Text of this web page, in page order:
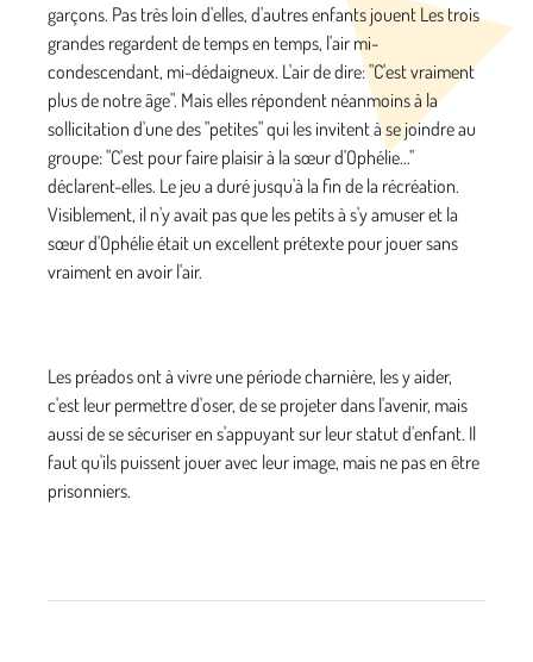
garçons. Pas très loin d'elles, d'autres enfants jouent Les trois
grandes regardent de temps en temps, l'air mi-
condescendant, mi-dédaigneux. L'air de dire: "C'est vraiment
plus de notre âge". Mais elles répondent néanmoins à la
sollicitation d'une des "petites" qui les invitent à se joindre au
groupe: "C'est pour faire plaisir à la sœur d'Ophélie..."
déclarent-elles. Le jeu a duré jusqu'à la fin de la récréation.
Visiblement, il n'y avait pas que les petits à s'y amuser et la
sœur d'Ophélie était un excellent prétexte pour jouer sans
vraiment en avoir l'air.
Les préados ont à vivre une période charnière, les y aider,
c'est leur permettre d'oser, de se projeter dans l'avenir, mais
aussi de se sécuriser en s'appuyant sur leur statut d'enfant. Il
faut qu'ils puissent jouer avec leur image, mais ne pas en être
prisonniers.